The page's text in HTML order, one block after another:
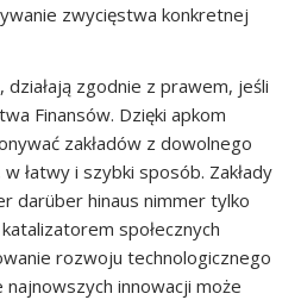
zwycięstwa konkretnej
zgodnie z prawem, jeśli
Finansów. Dzięki apkom
zakładów z dowolnego
łatwy i szybki sposób. Zakłady
darüber hinaus nimmer tylko
społecznych
rozwoju technologicznego
innowacji może